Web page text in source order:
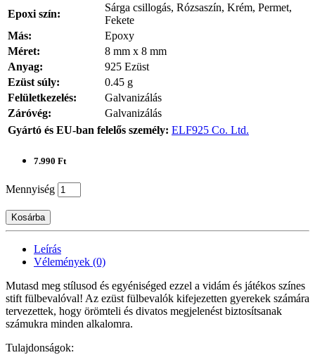
Epoxi szín:
Sárga csillogás, Rózsaszín, Krém, Permet,
Fekete
Más:
Epoxy
Méret:
8 mm x 8 mm
Anyag:
925 Ezüst
Ezüst súly:
0.45 g
Felületkezelés:
Galvanizálás
Záróvég:
Galvanizálás
Gyártó és EU-ban felelős személy: ELF925 Co. Ltd.
7.990 Ft
Mennyiség
Kosárba
Leírás
Vélemények (0)
Mutasd meg stílusod és egyéniséged ezzel a vidám és játékos színes
stift fülbevalóval! Az ezüst fülbevalók kifejezetten gyerekek számára
tervezettek, hogy örömteli és divatos megjelenést biztosítsanak
számukra minden alkalomra.
Tulajdonságok: